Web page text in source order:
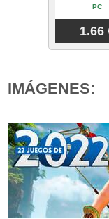
PC
1.66
IMÁGENES: